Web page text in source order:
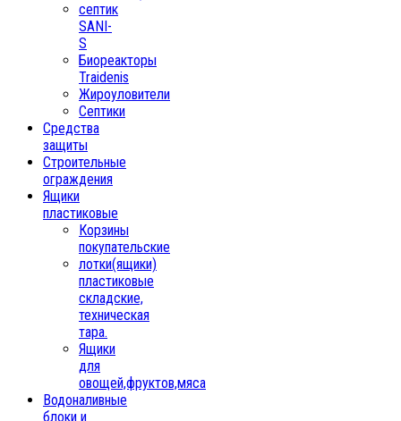
септик
SANI-
S
Биореакторы
Traidenis
Жироуловители
Септики
Средства
защиты
Строительные
ограждения
Ящики
пластиковые
Корзины
покупательские
лотки(ящики)
пластиковые
складские,
техническая
тара.
Ящики
для
овощей,фруктов,мяса
Водоналивные
блоки и